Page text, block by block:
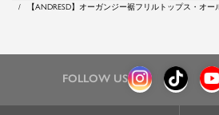
【ANDRESD】オーガンジー裾フリルトップス・オ
FOLLOW US